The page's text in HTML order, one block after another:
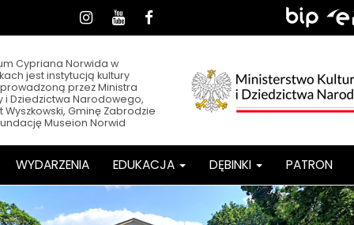
Instagram
YoutubeFacebook
BIP,
e-
PUAP
Biuletyn
Informacji
Cypriana Norwida w
jest instytucją kultury
przez Ministra
i Dziedzictwa Narodowego,
Wyszkowski, Gminę Zabrodzie
Museion Norwid
WYDARZENIA EDUKACJA DĘBINKI PATRON